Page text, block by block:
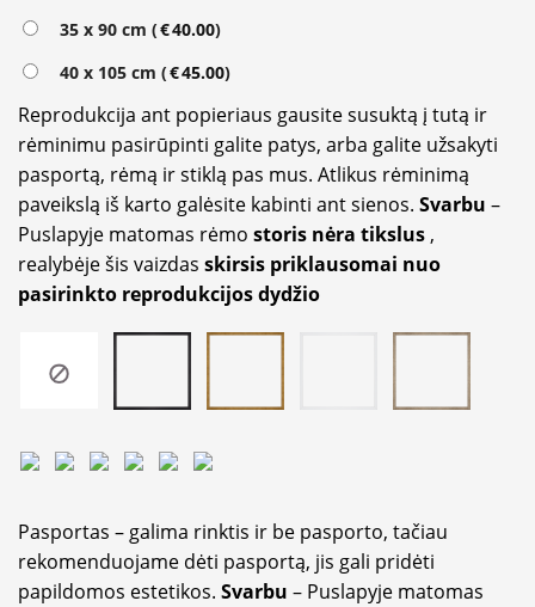
35 x 90 cm (€40.00)
40 x 105 cm (€45.00)
Reprodukcija ant popieriaus gausite susuktą į tutą ir
rėminimu pasirūpinti galite patys, arba galite užsakyti
pasportą, rėmą ir stiklą pas mus. Atlikus rėminimą
paveikslą iš karto galėsite kabinti ant sienos. Svarbu –
Puslapyje matomas rėmo storis nėra tikslus,
realybėje šis vaizdas skirsis priklausomai nuo
pasirinkto reprodukcijos dydžio
Pasportas – galima rinktis ir be pasporto, tačiau
rekomenduojame dėti pasportą, jis gali pridėti
papildomos estetikos. Svarbu – Puslapyje matomas